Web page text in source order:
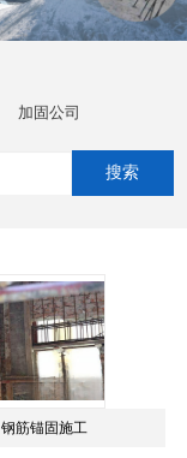
加固公司
钢筋锚固施工